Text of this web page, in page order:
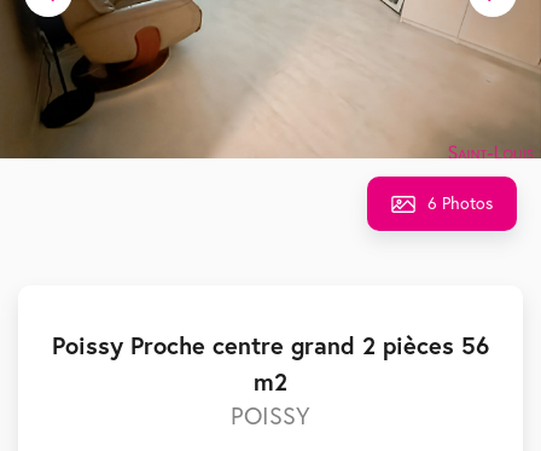
Poissy Proche centre grand 2 pièces 56
m2
POISSY
6 Photos